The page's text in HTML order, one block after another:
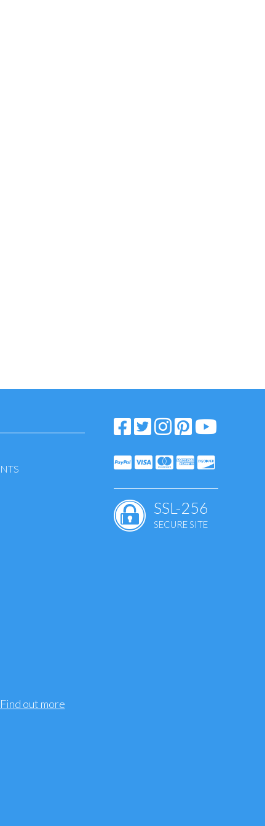
SSL-256
SECURE SITE
Find out more